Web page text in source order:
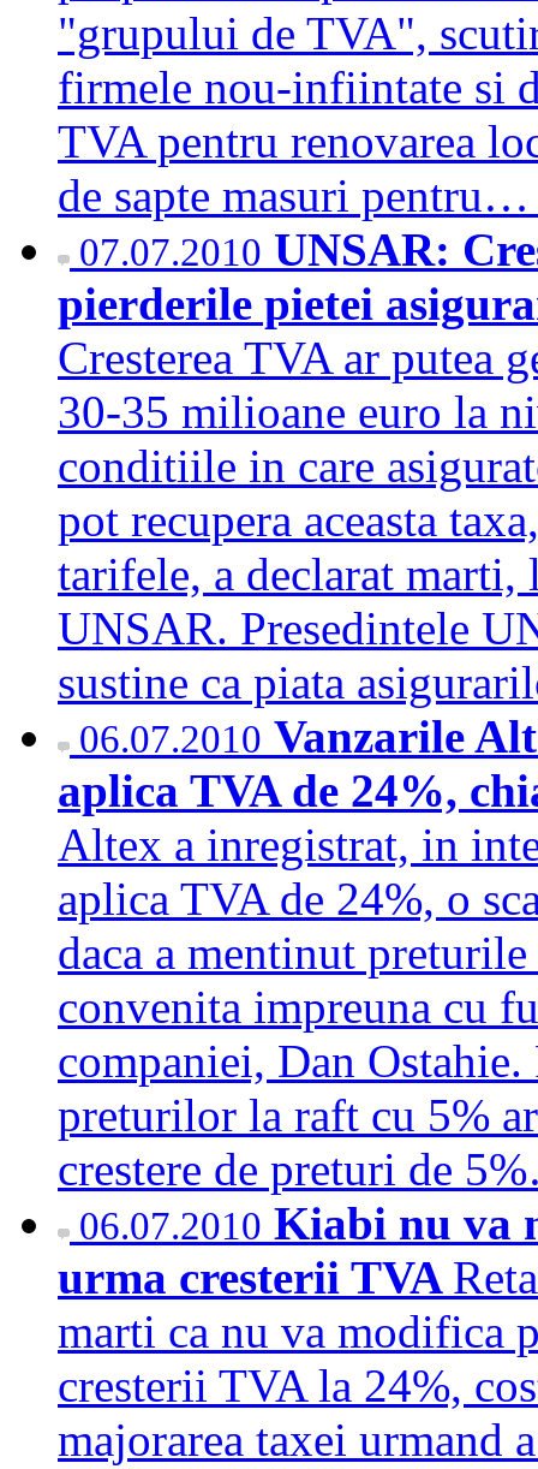
"grupului de TVA",
firmele nou-infiintate si
TVA pentru renovarea
de sapte masuri
07.07.2010 UNSAR:
pierderile pietei
Cresterea TVA ar putea
30-35 milioane euro la
conditiile in care
pot recupera aceasta
tarifele, a declarat marti,
UNSAR. Presedintele
sustine ca piata
06.07.2010 Vanzarile
aplica TVA de 24%,
Altex a inregistrat, in
aplica TVA de 24%, o
daca a mentinut
convenita impreuna cu
companiei, Dan
preturilor la raft cu 5%
crestere de preturi de
06.07.2010 Kiabi nu va
urma cresterii TVA
marti ca nu va modifica
cresterii TVA la 24%,
majorarea taxei urmand